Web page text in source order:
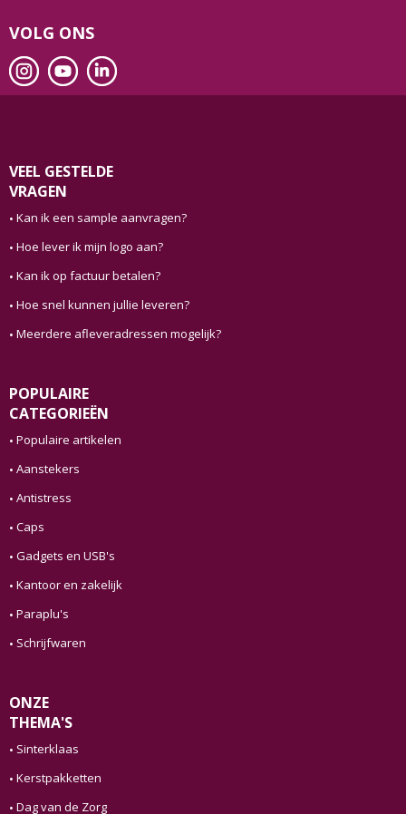
VOLG ONS
VEEL GESTELDE
VRAGEN
Kan ik een sample aanvragen?
Hoe lever ik mijn logo aan?
Kan ik op factuur betalen?
Hoe snel kunnen jullie leveren?
Meerdere afleveradressen mogelijk?
POPULAIRE
CATEGORIEËN
Populaire artikelen
Aanstekers
Antistress
Caps
Gadgets en USB's
Kantoor en zakelijk
Paraplu's
Schrijfwaren
ONZE
THEMA'S
Sinterklaas
Kerstpakketten
Dag van de Zorg